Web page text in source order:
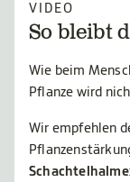
VIDEO
So bleibt
Wie beim
Pflanze wird
Wir empfehlen